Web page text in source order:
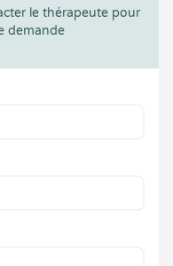
le thérapeute pour
demande